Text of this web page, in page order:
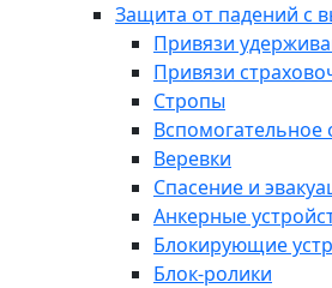
Защита от падений с
Привязи
Привязи
Стропы
Вспомогательное
Веревки
Спасение и
Анкерные
Блокирующие
Блок-ролики